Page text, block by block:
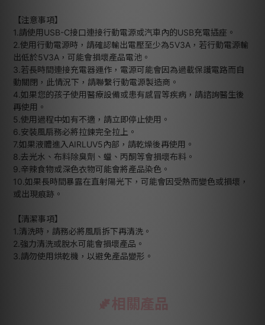
【注意事項】
1.請使用USB-C接口連接行動電源或汽車內的USB充電插座。
2.使用行動電源時，請確認輸出電壓至少為5V3A，若行動電源輸
出低於5V3A，可能會損壞產品電池。
3.若長時間連接充電器運作，電源可能會因為過載保護電路而自
動關閉，此情況下，請聯繫行動電源製造商。
4.如果您的孩子使用醫療設備或患有感冒等疾病，請諮詢醫生後
再使用。
5.使用過程中如有不適，請立即停止使用。
6.安裝風扇務必將拉鍊完全拉上。
7.如果液體進入AIRLUV5內部，請乾燥後再使用。
8.去光水、布料除臭劑、蠟、丙酮等會損壞布料。
9.辛辣食物或深色衣物可能會將產品染色。
10.如果長時間暴露在直射陽光下，可能會因受熱而變色或損壞，
或出現痕跡。
【清潔事項】
1.清洗時，請務必將風扇拆下再清洗。
2.強力清洗或脫水可能會損壞產品。
3.請勿使用烘乾機，以避免產品變形。
相關產品